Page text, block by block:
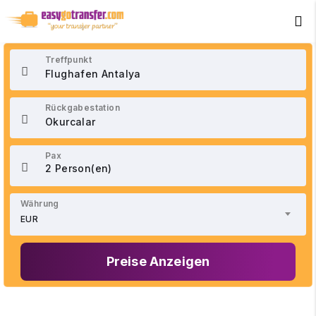
+90 534 033 02 21
Treffpunkt
Rückgabestation
Pax
2 Person(en)
Währung
EUR
Preise Anzeigen